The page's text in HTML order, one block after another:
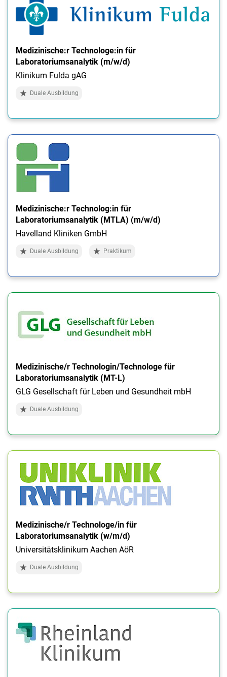
Medizinische:r Technologe:in für
Laboratoriumsanalytik (m/w/d)
Klinikum Fulda gAG
Duale Ausbildung
Medizinische:r Technolog:in für
Laboratoriumsanalytik (MTLA) (m/w/d)
Havelland Kliniken GmbH
Duale Ausbildung Praktikum
Medizinische/r Technologin/Technologe für
Laboratoriumsanalytik (MT-L)
GLG Gesellschaft für Leben und Gesundheit mbH
Duale Ausbildung
Medizinische/r Technologe/in für
Laboratoriumsanalytik (w/m/d)
Universitätsklinikum Aachen AöR
Duale Ausbildung